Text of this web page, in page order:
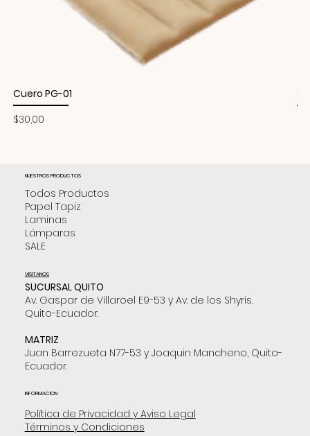
Cuero PG-01
Precio
$30,00
NUESTROS PRODUCTOS
Todos Productos
Papel Tapiz
Laminas
Lámparas
SALE
VISITANOS
SUCURSAL QUITO
Av. Gaspar de Villaroel E9-53 y Av. de los Shyris.
Quito-Ecuador.
MATRIZ
Juan Barrezueta N77-53 y Joaquin Mancheno, Quito-
Ecuador.
INFORMACION
Política de Privacidad y Aviso Legal
Términos y Condiciones